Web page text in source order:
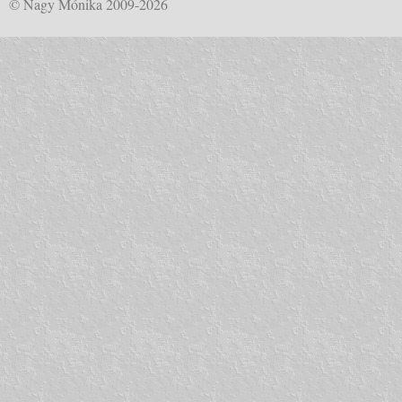
© Nagy Mónika 2009-2026